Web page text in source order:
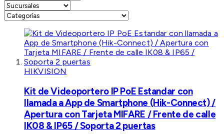
HIKVISION
Kit de Videoportero IP PoE Estandar con
llamada a App de Smartphone (Hik-Connect) /
Apertura con Tarjeta MIFARE / Frente de calle
IK08 & IP65 / Soporta 2 puertas